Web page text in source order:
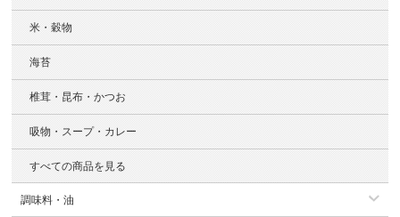
米・穀物
海苔
椎茸・昆布・かつお
吸物・スープ・カレー
すべての商品を見る
調味料・油